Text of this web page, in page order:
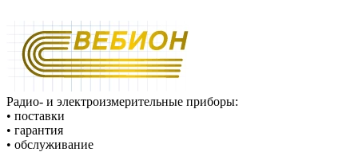
Радио- и электроизмерительные приборы:
• поставки
• гарантия
• обслуживание